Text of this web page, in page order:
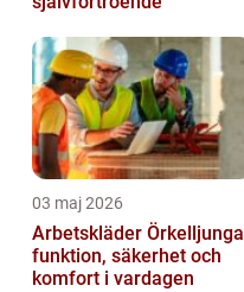
03 maj 2026
Arbetskläder Örkelljunga
funktion, säkerhet och
komfort i vardagen